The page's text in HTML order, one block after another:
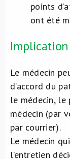
points
ont été
Le médecin
d’accord du
le médecin, le
médecin (par
par courrier).
Le médecin
l’entretien